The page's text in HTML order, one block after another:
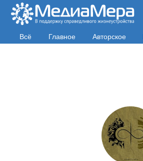
Всё Главное Авторское